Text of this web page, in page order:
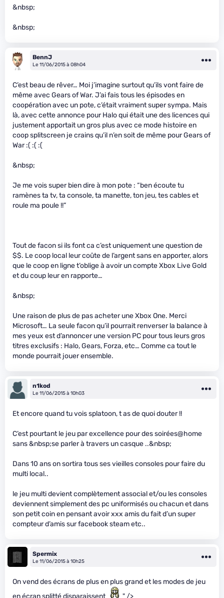
&nbsp;
&nbsp;
BennJ
Le 11/06/2015 à 08h04
C’est beau de rêver… Moi j’imagine surtout qu’ils vont faire de
même avec Gears of War. J’ai fais tous les épisodes en
coopération avec un pote, c’était vraiment super sympa. Mais
là, avec cette annonce pour Halo qui était une des licences qui
justement apportait un gros plus avec ce mode histoire en
coop splitscreen je crains qu’il n’en soit de même pour Gears of
War :( :( :(
&nbsp;
Je me vois super bien dire à mon pote : “ben écoute tu
ramènes ta tv, ta console, ta manette, ton jeu, tes cables et
roule ma poule !!”
Tout de facon si ils font ca c’est uniquement une question de
$$. Le coop local leur coûte de l’argent sans en apporter, alors
que le coop en ligne t’oblige à avoir un compte Xbox Live Gold
et du coup leur en rapporte…
&nbsp;
Une raison de plus de pas acheter une Xbox One. Merci
Microsoft… La seule facon qu’il pourrait renverser la balance à
mes yeux est d’annoncer une version PC pour tous leurs gros
titres exclusifs : Halo, Gears, Forza, etc… Comme ca tout le
monde pourrait jouer ensemble.
n1kod
Le 11/06/2015 à 10h03
Et encore quand tu vois splatoon, t as de quoi douter !!
C’est pourtant le jeu par excellence pour des soirées@home
sans &nbsp;se parler à travers un casque ..&nbsp;
Dans 10 ans on sortira tous ses vieilles consoles pour faire du
multi local..
le jeu multi devient complètement associal et/ou les consoles
deviennent simplement des pc uniformisés ou chacun et dans
son petit coin en pensant avoir xxx amis du fait d’un super
compteur d’amis sur facebook steam etc..
Spermix
Le 11/06/2015 à 10h25
On vend des écrans de plus en plus grand et les modes de jeu